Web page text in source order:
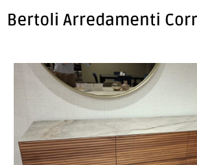
Bertoli Arredamenti